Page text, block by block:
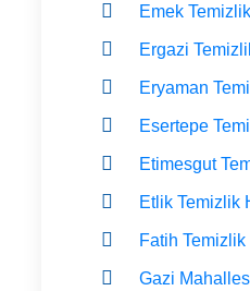
Emek
Ergazi
Eryaman
Esertepe
Etimesgut
Etlik Temizlik
Fatih
Gazi